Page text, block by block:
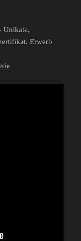
Unikate,
Erwerb